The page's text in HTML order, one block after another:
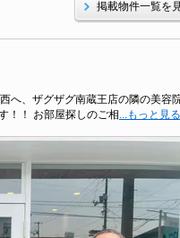
掲載物件一覧を
へ、ザグザグ南蔵王店の隣の美容
！！ お部屋探しのご相 ...もっと見る